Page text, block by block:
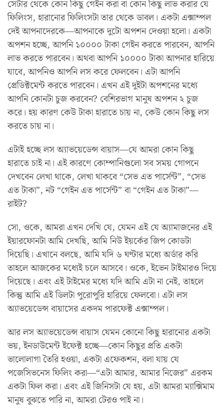
সেটার থেকে কোন কিছু গেইন করা বা কোন কিছু লাভ করার যে
ফিলিংস, হারানোর ফিলিংসটা তার থেকে ডাবল। একটা এক্সাম্পল
দেই আপনাদেরকে—আপনাকে দুটো অপশন দেওয়া হলো। একটা
অপশন হচ্ছে, আপনি ১০০০০ টাকা গেইন করতে পারবেন, আপনি
লাভ করতে পারবেন। অথবা আপনি ১০০০০ টাকা আপনার হারিয়ে
যাবে, আপনিও আপনি লস করে ফেলবেন। এটা আপনি
প্রেডিক্টমেন্ট করতে পারবেন। এখন এই দুইটা অপশনের মধ্যে
আপনি কোনটা চুজ করবেন? বেশিরভাগ মানুষ অপশন ২ চুজ
করে। হয় কারণ কেউ টাকা হারাতে চায় না, কেউ কোন কিছু লস
করতে চায় না।
এটাই হচ্ছে লস অ্যাভয়েডেন্স বায়াস—যে আমরা কোন কিছু
হারাতে চাই না। এই কারণে কোম্পানিগুলো সব সময় গোপনে
দেখবেন লেখা থাকে, লেখা থাকবে “সেভ এত পার্সেন্ট”, “সেভ
এত টাকা”, নট “গেইন এত পার্সেন্ট” বা “গেইন এত টাকা”—
রাইট?
সো, ওকে, আমরা এখন দেখি যে, যেমন এই যে অ্যামাজনের এই
ইয়ারফোনটা আমি দেখছি, আমি নিউ ইয়র্কের জিপ কোডটা
দিয়েছি। এখানে বলছে, আমি যদি ৬ ঘণ্টার মধ্যে অর্ডার করি
তাহলে আজকের মধ্যেই চলে আসবে। ওকে, ইভেন টাইমারও দিয়ে
দিয়েছে। এবং এই টাইমের মধ্যে যদি আমি এটা না নেই, তাহলে
কিন্তু আমি এই ডিলটা পুরোপুরি হারিয়ে ফেলবো। এটা লস
অ্যাভয়েডেন্স বায়াসের একদম পারফেক্ট এক্সাম্পল।
আর লস অ্যাভয়েডেন্স বায়াস যেমন কোনো কিছু হারানোর একটা
ভয়, ইনডাউমেন্ট ইফেক্ট হচ্ছে—কোন কিছুর প্রতি একটা
ভালোলাগা তৈরি হওয়া, একটা এফেকশন, বলা যায় যে
পজেসিভনেস ফিলিং করা—“এটা আমার, আমার নিজের” এরকম
একটা ফিল করা। এবং এই জিনিসটা যে হয়, এটা আমরা ম্যাক্সিমাম
মানুষ বুঝতে পারি না, আমরা টেরও পাই না।